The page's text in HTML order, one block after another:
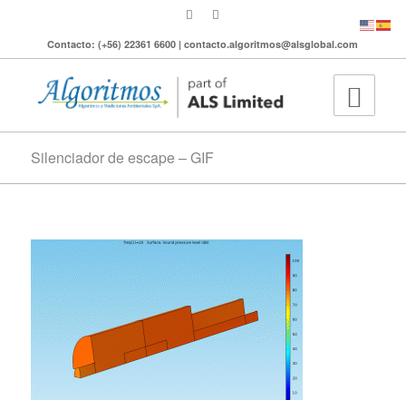
Contacto: (+56) 22361 6600 | contacto.algoritmos@alsglobal.com
Silenciador de escape – GIF